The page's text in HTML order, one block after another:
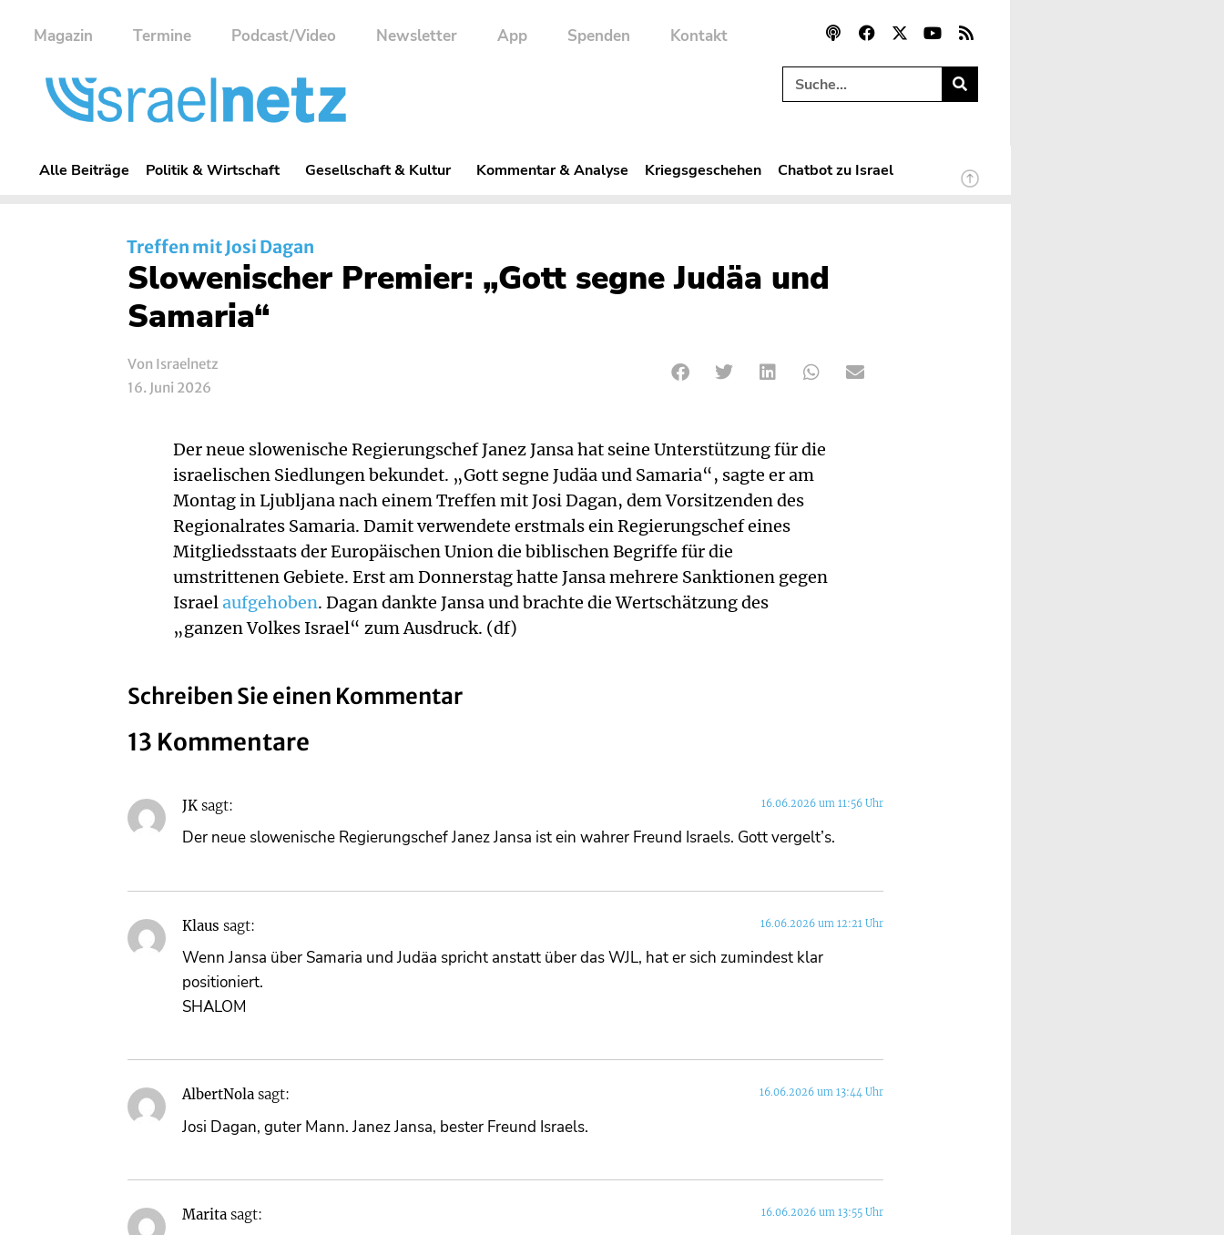
Magazin Termine Podcast/Video Newsletter App Spenden Kontakt
Alle Beiträge Politik & Wirtschaft Gesellschaft & Kultur Kommentar & Analyse Kriegsgeschehen Chatbot zu Israel
Treffen mit Josi Dagan
Slowenischer Premier: „Gott segne Judäa und
Samaria“
Von Israelnetz
16. Juni 2026
Der neue slowenische Regierungschef Janez Jansa hat seine Unterstützung für die
israelischen Siedlungen bekundet. „Gott segne Judäa und Samaria“, sagte er am
Montag in Ljubljana nach einem Treffen mit Josi Dagan, dem Vorsitzenden des
Regionalrates Samaria. Damit verwendete erstmals ein Regierungschef eines
Mitgliedsstaats der Europäischen Union die biblischen Begriffe für die
umstrittenen Gebiete. Erst am Donnerstag hatte Jansa mehrere Sanktionen gegen
Israelaufgehoben. Dagan dankte Jansa und brachte die Wertschätzung des
„ganzen Volkes Israel“ zum Ausdruck. (df)
Schreiben Sie einen Kommentar
13 Kommentare
JK sagt: 16.06.2026 um 11:56 Uhr
Der neue slowenische Regierungschef Janez Jansa ist ein wahrer Freund Israels. Gott vergelt’s.
Klaus sagt: 16.06.2026 um 12:21 Uhr
Wenn Jansa über Samaria und Judäa spricht anstatt über das WJL, hat er sich zumindest klar
positioniert.
SHALOM
AlbertNola sagt: 16.06.2026 um 13:44 Uhr
Josi Dagan, guter Mann. Janez Jansa, bester Freund Israels.
Marita sagt: 16.06.2026 um 13:55 Uhr